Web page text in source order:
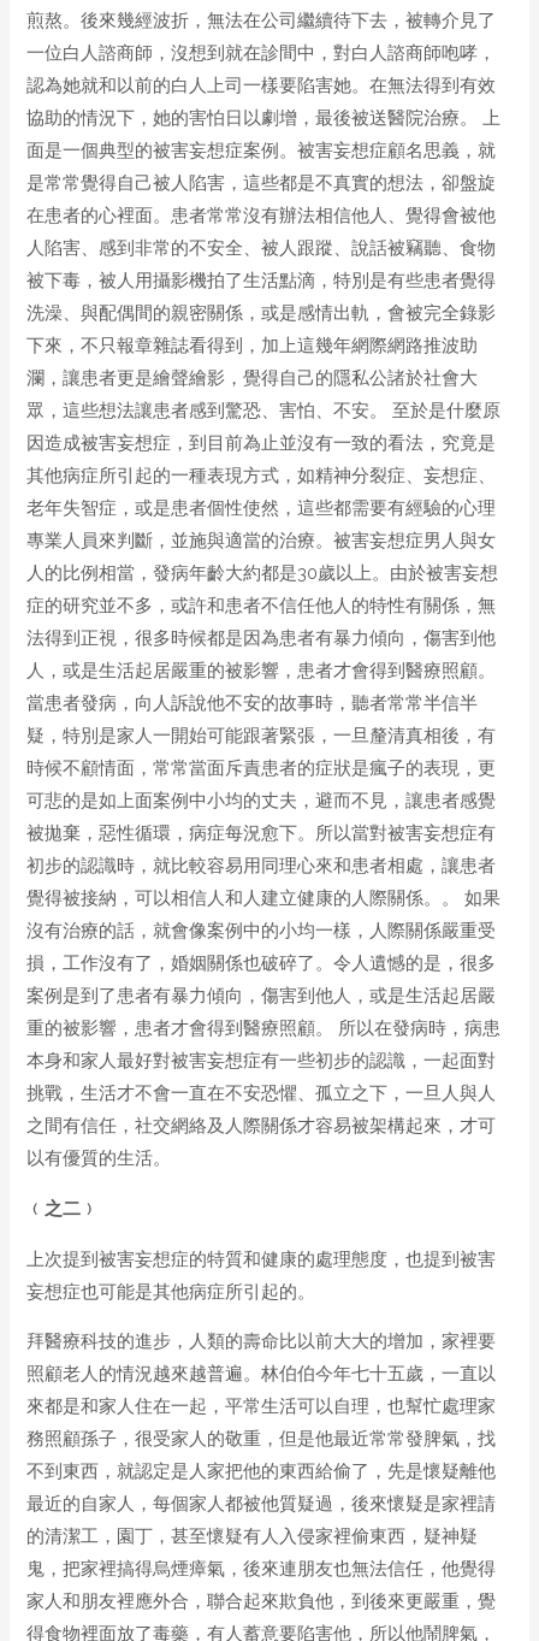
煎熬。後來幾經波折，無法在公司繼續待下去，被轉介見了
一位白人諮商師，沒想到就在診間中，對白人諮商師咆哮，
認為她就和以前的白人上司一樣要陷害她。在無法得到有效
協助的情況下，她的害怕日以劇增，最後被送醫院治療。 上
面是一個典型的被害妄想症案例。被害妄想症顧名思義，就
是常常覺得自己被人陷害，這些都是不真實的想法，卻盤旋
在患者的心裡面。患者常常沒有辦法相信他人、覺得會被他
人陷害、感到非常的不安全、被人跟蹤、說話被竊聽、食物
被下毒，被人用攝影機拍了生活點滴，特別是有些患者覺得
洗澡、與配偶間的親密關係，或是感情出軌，會被完全錄影
下來，不只報章雜誌看得到，加上這幾年網際網路推波助
瀾，讓患者更是繪聲繪影，覺得自己的隱私公諸於社會大
眾，這些想法讓患者感到驚恐、害怕、不安。 至於是什麼原
因造成被害妄想症，到目前為止並沒有一致的看法，究竟是
其他病症所引起的一種表現方式，如精神分裂症、妄想症、
老年失智症，或是患者個性使然，這些都需要有經驗的心理
專業人員來判斷，並施與適當的治療。被害妄想症男人與女
人的比例相當，發病年齡大約都是30歲以上。由於被害妄想
症的研究並不多，或許和患者不信任他人的特性有關係，無
法得到正視，很多時候都是因為患者有暴力傾向，傷害到他
人，或是生活起居嚴重的被影響，患者才會得到醫療照顧。
當患者發病，向人訴說他不安的故事時，聽者常常半信半
疑，特別是家人一開始可能跟著緊張，一旦釐清真相後，有
時候不顧情面，常常當面斥責患者的症狀是瘋子的表現，更
可悲的是如上面案例中小均的丈夫，避而不見，讓患者感覺
被拋棄，惡性循環，病症每況愈下。所以當對被害妄想症有
初步的認識時，就比較容易用同理心來和患者相處，讓患者
覺得被接納，可以相信人和人建立健康的人際關係。。 如果
沒有治療的話，就會像案例中的小均一樣，人際關係嚴重受
損，工作沒有了，婚姻關係也破碎了。令人遺憾的是，很多
案例是到了患者有暴力傾向，傷害到他人，或是生活起居嚴
重的被影響，患者才會得到醫療照顧。 所以在發病時，病患
本身和家人最好對被害妄想症有一些初步的認識，一起面對
挑戰，生活才不會一直在不安恐懼、孤立之下，一旦人與人
之間有信任，社交網絡及人際關係才容易被架構起來，才可
以有優質的生活。
﹙之二 ﹚
上次提到被害妄想症的特質和健康的處理態度，也提到被害
妄想症也可能是其他病症所引起的。
拜醫療科技的進步，人類的壽命比以前大大的增加，家裡要
照顧老人的情況越來越普遍。林伯伯今年七十五歲，一直以
來都是和家人住在一起，平常生活可以自理，也幫忙處理家
務照顧孫子，很受家人的敬重，但是他最近常常發脾氣，找
不到東西，就認定是人家把他的東西給偷了，先是懷疑離他
最近的自家人，每個家人都被他質疑過，後來懷疑是家裡請
的清潔工，園丁，甚至懷疑有人入侵家裡偷東西，疑神疑
鬼，把家裡搞得烏煙瘴氣，後來連朋友也無法信任，他覺得
家人和朋友裡應外合，聯合起來欺負他，到後來更嚴重，覺
得食物裡面放了毒藥，有人蓄意要陷害他，所以他鬧脾氣，